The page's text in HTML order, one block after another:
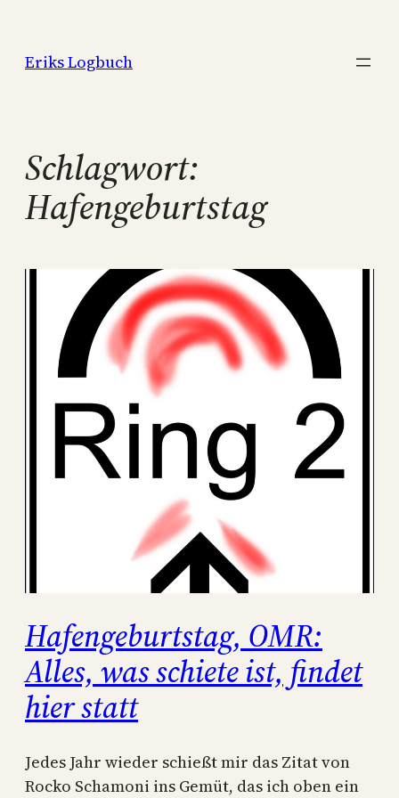
springen
Eriks Logbuch
Schlagwort:
Hafengeburtstag
Hafengeburtstag, OMR:
Alles, was schiete ist, findet
hier statt
Jedes Jahr wieder schießt mir das Zitat von
Rocko Schamoni ins Gemüt, das ich oben ein